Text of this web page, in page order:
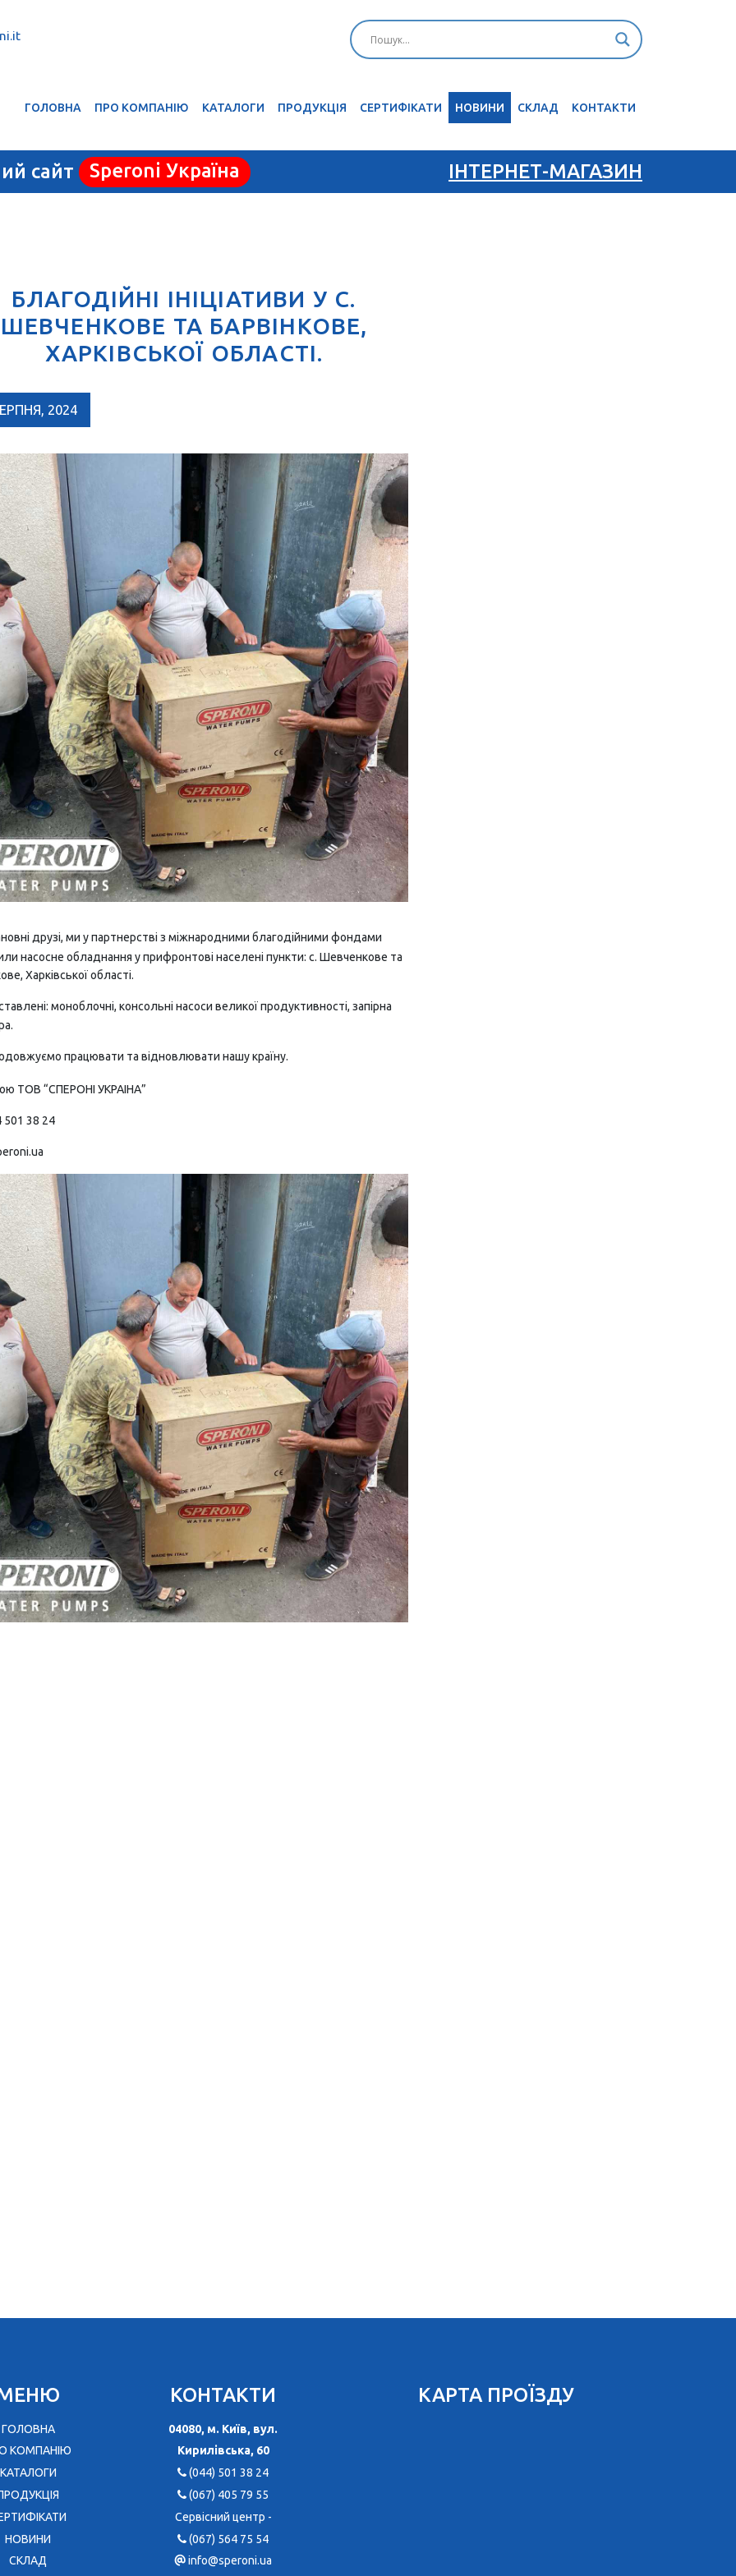
ГОЛОВНА ПРО КОМПАНІЮ КАТАЛОГИ ПРОДУКЦІЯ СЕРТИФІКАТИ НОВИНИ CКЛАД КОНТАКТИ
сайт Speroni Україна ІНТЕРНЕТ-МАГАЗИН
БЛАГОДІЙНІ ІНІЦІАТИВИ У С.
ШЕВЧЕНКОВЕ ТА БАРВІНКОВЕ,
ХАРКІВСЬКОЇ ОБЛАСТІ.
2024
друзі, ми у партнерстві з міжнародними благодійними фондами
насосне обладнання у прифронтові населені пункти: с. Шевченкове та
Харківської області.
моноблочні, консольні насоси великої продуктивності, запірна
працювати та відновлювати нашу країну.
ТОВ “СПЕРОНІ УКРАІНА”
501 38 24
ГОЛОВНА
КОМПАНІЮ
КАТАЛОГИ
НОВИНИ
CКЛАД
КОНТАКТИ
04080, м. Київ, вул.
Кирилівська, 60
(044) 501 38 24
(067) 405 79 55
Сервісний центр -
(067) 564 75 54
info@speroni.ua
КАРТА ПРОЇЗДУ